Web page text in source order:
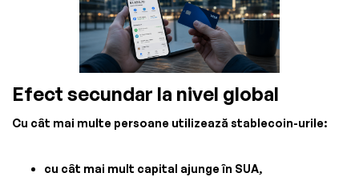
Efect secundar la nivel global
Cu cât mai multe persoane utilizează stablecoin-urile:
cu cât mai mult capital ajunge în SUA,